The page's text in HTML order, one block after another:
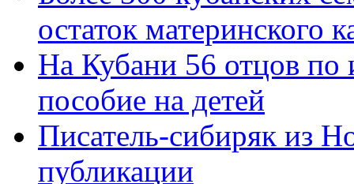
остаток материнского
На Кубани 56 отцов по
пособие на детей
Писатель-сибиряк из
публикации